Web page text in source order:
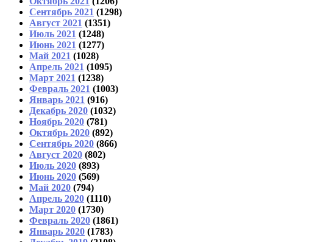
Сентябрь 2021 (1298)
Август 2021 (1351)
Июль 2021 (1248)
Июнь 2021 (1277)
Май 2021 (1028)
Апрель 2021 (1095)
Март 2021 (1238)
Февраль 2021 (1003)
Январь 2021 (916)
Декабрь 2020 (1032)
Ноябрь 2020 (781)
Октябрь 2020 (892)
Сентябрь 2020 (866)
Август 2020 (802)
Июль 2020 (893)
Июнь 2020 (569)
Май 2020 (794)
Апрель 2020 (1110)
Март 2020 (1730)
Февраль 2020 (1861)
Январь 2020 (1783)